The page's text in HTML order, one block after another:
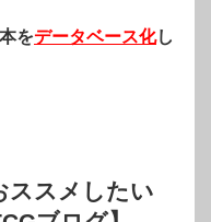
をデータベース化し
ススメしたい